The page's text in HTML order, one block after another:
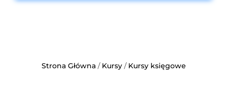
Strona Główna/ Kursy/ Kursy księgowe